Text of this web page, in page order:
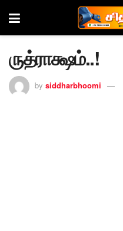
ருத்ராக்ஷம்..!
by siddharbhoomi